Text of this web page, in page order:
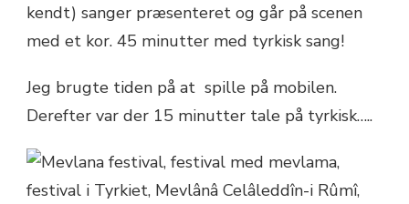
kendt) sanger præsenteret og går på scenen
med et kor. 45 minutter med tyrkisk sang!
Jeg brugte tiden på at spille på mobilen.
Derefter var der 15 minutter tale på tyrkisk…..